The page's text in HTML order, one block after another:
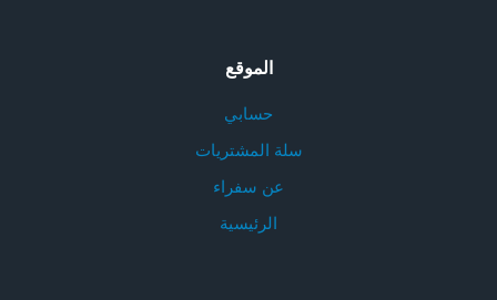
الموقع
حسابي
سلة المشتريات
عن سفراء
الرئيسية